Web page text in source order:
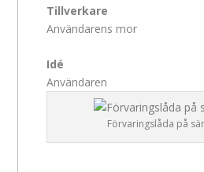
Tillverkare
Användarens mor
Idé
Användaren
Förvaringslåda på